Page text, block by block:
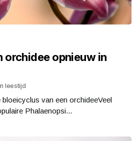
orchidee opnieuw in
leestijd
bloeicyclus van een orchideeVeel
Phalaenopsi...